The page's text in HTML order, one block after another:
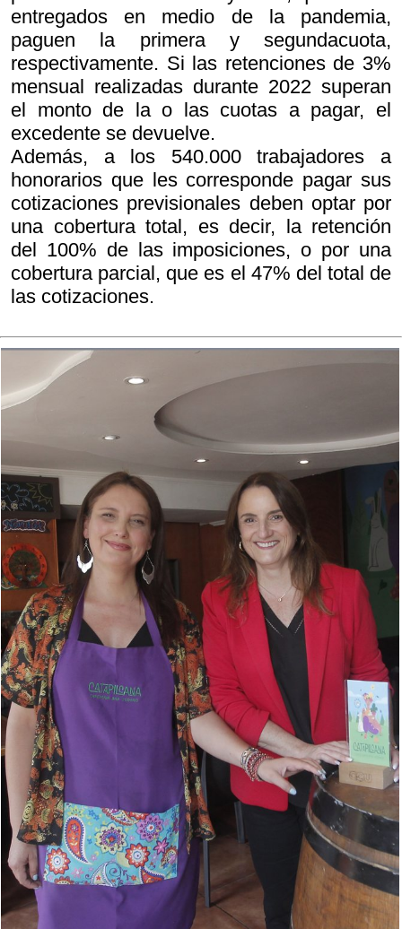
entregados en medio de la pandemia,
paguen la primera y segundacuota,
respectivamente. Si las retenciones de 3%
mensual realizadas durante 2022 superan
el monto de la o las cuotas a pagar, el
excedente se devuelve.
Además, a los 540.000 trabajadores a
honorarios que les corresponde pagar sus
cotizaciones previsionales deben optar por
una cobertura total, es decir, la retención
del 100% de las imposiciones, o por una
cobertura parcial, que es el 47% del total de
las cotizaciones.